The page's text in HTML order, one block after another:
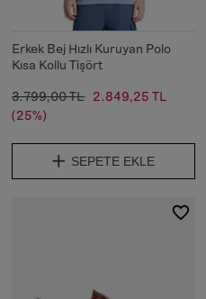
Erkek Bej Hızlı Kuruyan Polo
Kısa Kollu Tişört
3.799,00 TL 2.849,25 TL
(25%)
SEPETE EKLE